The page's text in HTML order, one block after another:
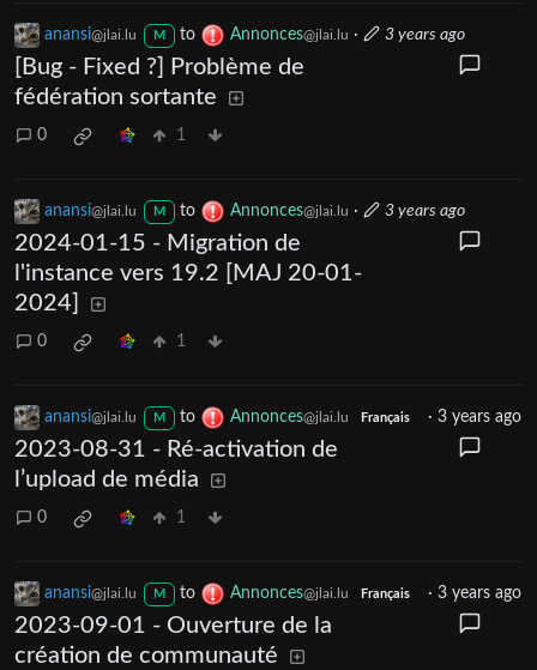
anansi@jlai.lu M to Annonces@jlai.lu · 3 years ago
[Bug - Fixed ?] Problème de
fédération sortante
0 1
anansi@jlai.lu M to Annonces@jlai.lu · 3 years ago
2024-01-15 - Migration de
l'instance vers 19.2 [MAJ 20-01-
2024]
0 1
anansi@jlai.lu M to Annonces@jlai.lu Français ·3 years ago
2023-08-31 - Ré-activation de
l’upload de média
0 1
anansi@jlai.lu M to Annonces@jlai.lu Français ·3 years ago
2023-09-01 - Ouverture de la
création de communauté